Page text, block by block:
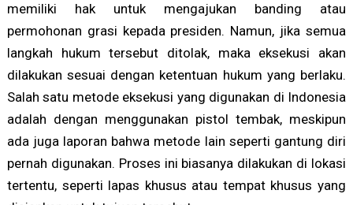
memiliki hak untuk mengajukan banding atau
permohonan grasi kepada presiden. Namun, jika semua
langkah hukum tersebut ditolak, maka eksekusi akan
dilakukan sesuai dengan ketentuan hukum yang berlaku.
Salah satu metode eksekusi yang digunakan di Indonesia
adalah dengan menggunakan pistol tembak, meskipun
ada juga laporan bahwa metode lain seperti gantung diri
pernah digunakan. Proses ini biasanya dilakukan di lokasi
tertentu, seperti lapas khusus atau tempat khusus yang